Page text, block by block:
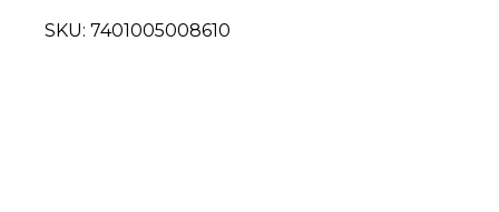
SKU: 7401005008610